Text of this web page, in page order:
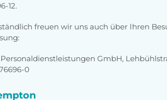
12.
freuen wir uns auch über Ihren
GmbH,
0